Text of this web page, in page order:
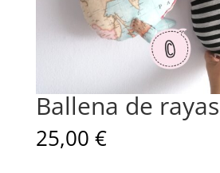
Ballena de rayas
25,00 €